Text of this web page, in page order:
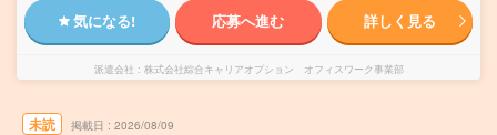
気になる! 応募へ進む 詳しく見る
派遣会社 株式会社綜合キャリアオプション オフィスワーク事業部
未読 掲載日 2026/08/09